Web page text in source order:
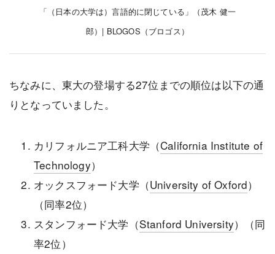
「（日本の大学は）言語的に閉じている」（茂木 健一
郎）| BLOGOS（ブロゴス）
ちなみに、東大の登場する27位までの順位は以下の通
りとなっていました。
カリフォルニア工科大学（California Institute of
Technology）
オックスフォード大学（University of Oxford）
（同率2位）
スタンフォード大学（Stanford University）（同
率2位）